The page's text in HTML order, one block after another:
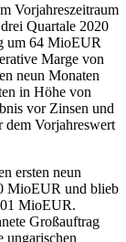
Vorjahreszeitraum
Quartale 2020
um 64 MioEUR
Marge von
neun Monaten
in Höhe von
vor Zinsen und
Vorjahreswert
ersten neun
MioEUR und blieb
MioEUR.
Großauftrag
ungarischen